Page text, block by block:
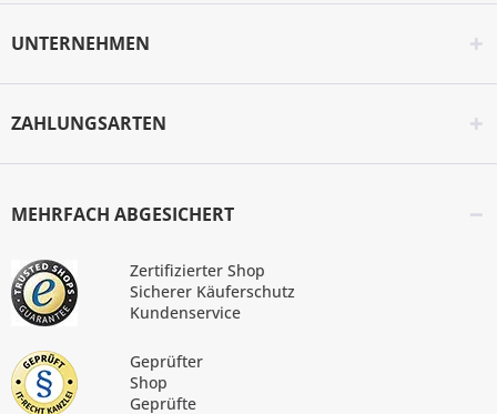
UNTERNEHMEN
ZAHLUNGSARTEN
MEHRFACH ABGESICHERT
Zertifizierter Shop
Sicherer Käuferschutz
Kundenservice
Geprüfter
Shop
Geprüfte